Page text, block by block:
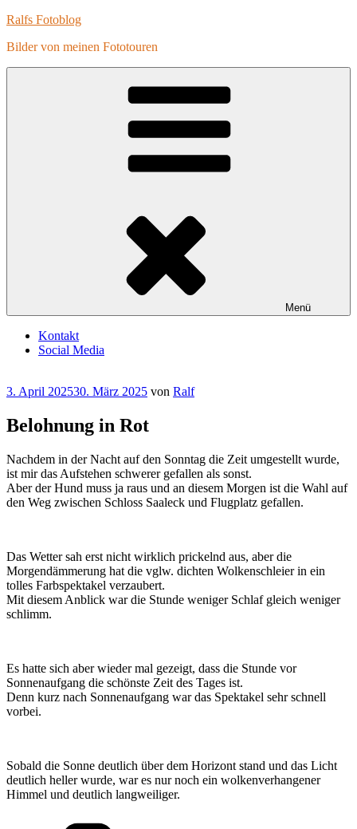
Zum
springen
Ralfs Fotoblog
Bilder von meinen Fototouren
Menü
Kontakt
Social Media
Veröffentlicht
3. April 202530. März 2025 von Ralf
Belohnung in Rot
Nachdem in der Nacht auf den Sonntag die Zeit umgestellt wurde,
ist mir das Aufstehen schwerer gefallen als sonst.
Aber der Hund muss ja raus und an diesem Morgen ist die Wahl auf
den Weg zwischen Schloss Saaleck und Flugplatz gefallen.
Das Wetter sah erst nicht wirklich prickelnd aus, aber die
Morgendämmerung hat die vglw. dichten Wolkenschleier in ein
tolles Farbspektakel verzaubert.
Mit diesem Anblick war die Stunde weniger Schlaf gleich weniger
schlimm.
Es hatte sich aber wieder mal gezeigt, dass die Stunde vor
Sonnenaufgang die schönste Zeit des Tages ist.
Denn kurz nach Sonnenaufgang war das Spektakel sehr schnell
vorbei.
Sobald die Sonne deutlich über dem Horizont stand und das Licht
deutlich heller wurde, war es nur noch ein wolkenverhangener
Himmel und deutlich langweiliger.